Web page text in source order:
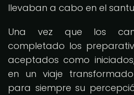
llevaban a cabo en el
Una vez que los
completado los
aceptados como
en un viaje
para siempre su